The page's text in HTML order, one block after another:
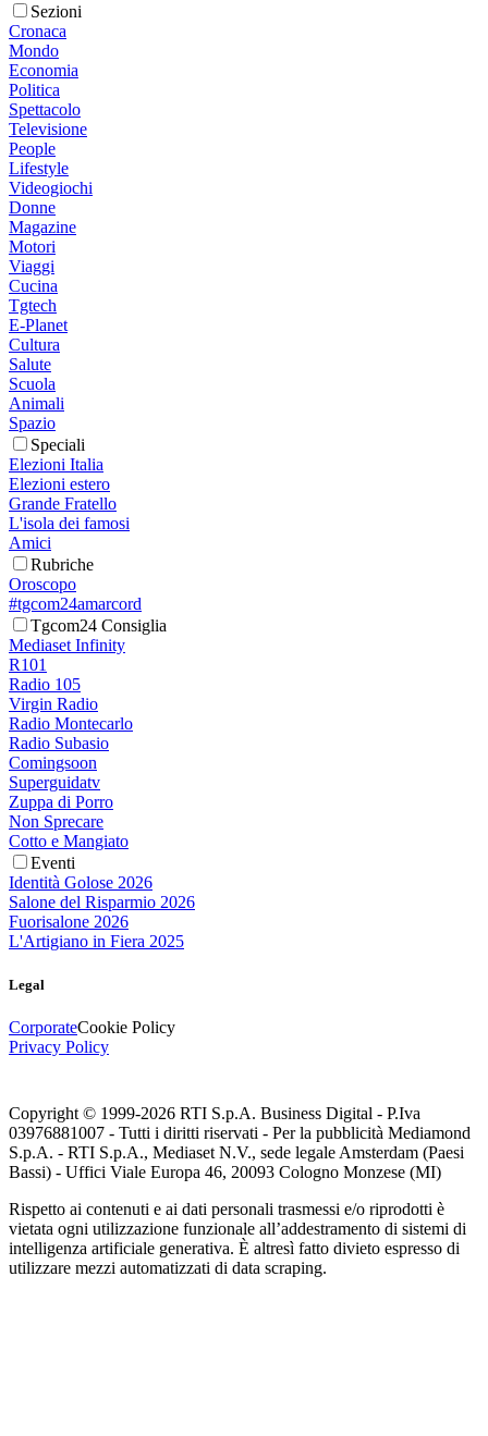
Sezioni
Cronaca
Mondo
Economia
Politica
Spettacolo
Televisione
People
Lifestyle
Videogiochi
Donne
Magazine
Motori
Viaggi
Cucina
Tgtech
E-Planet
Cultura
Salute
Scuola
Animali
Spazio
Speciali
Elezioni Italia
Elezioni estero
Grande Fratello
L'isola dei famosi
Amici
Rubriche
Oroscopo
#tgcom24amarcord
Tgcom24 Consiglia
Mediaset Infinity
R101
Radio 105
Virgin Radio
Radio Montecarlo
Radio Subasio
Comingsoon
Superguidatv
Zuppa di Porro
Non Sprecare
Cotto e Mangiato
Eventi
Identità Golose 2026
Salone del Risparmio 2026
Fuorisalone 2026
L'Artigiano in Fiera 2025
Legal
CorporateCookie Policy
Privacy Policy
Copyright © 1999-2026 RTI S.p.A. Business Digital - P.Iva
03976881007 - Tutti i diritti riservati - Per la pubblicità Mediamond
S.p.A. - RTI S.p.A., Mediaset N.V., sede legale Amsterdam (Paesi
Bassi) - Uffici Viale Europa 46, 20093 Cologno Monzese (MI)
Rispetto ai contenuti e ai dati personali trasmessi e/o riprodotti è
vietata ogni utilizzazione funzionale all’addestramento di sistemi di
intelligenza artificiale generativa. È altresì fatto divieto espresso di
utilizzare mezzi automatizzati di data scraping.